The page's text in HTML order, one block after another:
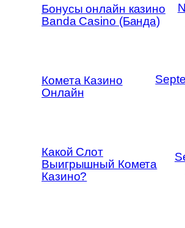
Бонусы онлайн казино
Banda Casino (Банда)
Комета Казино
Онлайн
Какой Слот
Выигрышный Комета
Казино?